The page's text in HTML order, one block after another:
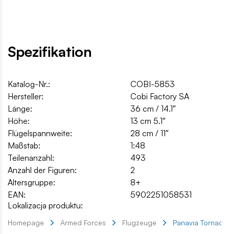
Spezifikation
Katalog-Nr.:
COBI-5853
Hersteller:
Cobi Factory SA
Länge:
36 cm / 14.1″
Höhe:
13 cm 5.1″
Flügelspannweite:
28 cm / 11″
Maßstab:
1:48
Teilenanzahl:
493
Anzahl der Figuren:
2
Altersgruppe:
8+
EAN:
5902251058531
Lokalizacja produktu:
Homepage Armed Forces Flugzeuge Panavia